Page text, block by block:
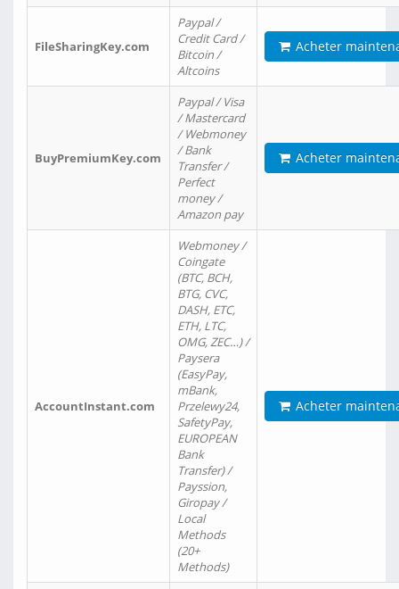
FileSharingKey.com
Paypal /
Credit Card /
Bitcoin /
Altcoins
Acheter
BuyPremiumKey.com
Paypal / Visa
/ Mastercard
/ Webmoney
/ Bank
Transfer /
Perfect
money /
Amazon pay
Acheter
AccountInstant.com
Webmoney /
Coingate
(BTC, BCH,
BTG, CVC,
DASH, ETC,
ETH, LTC,
OMG, ZEC…) /
Paysera
(EasyPay,
mBank,
Przelewy24,
SafetyPay,
EUROPEAN
Bank
Transfer) /
Payssion,
Giropay /
Local
Methods
(20+
Methods)
Acheter